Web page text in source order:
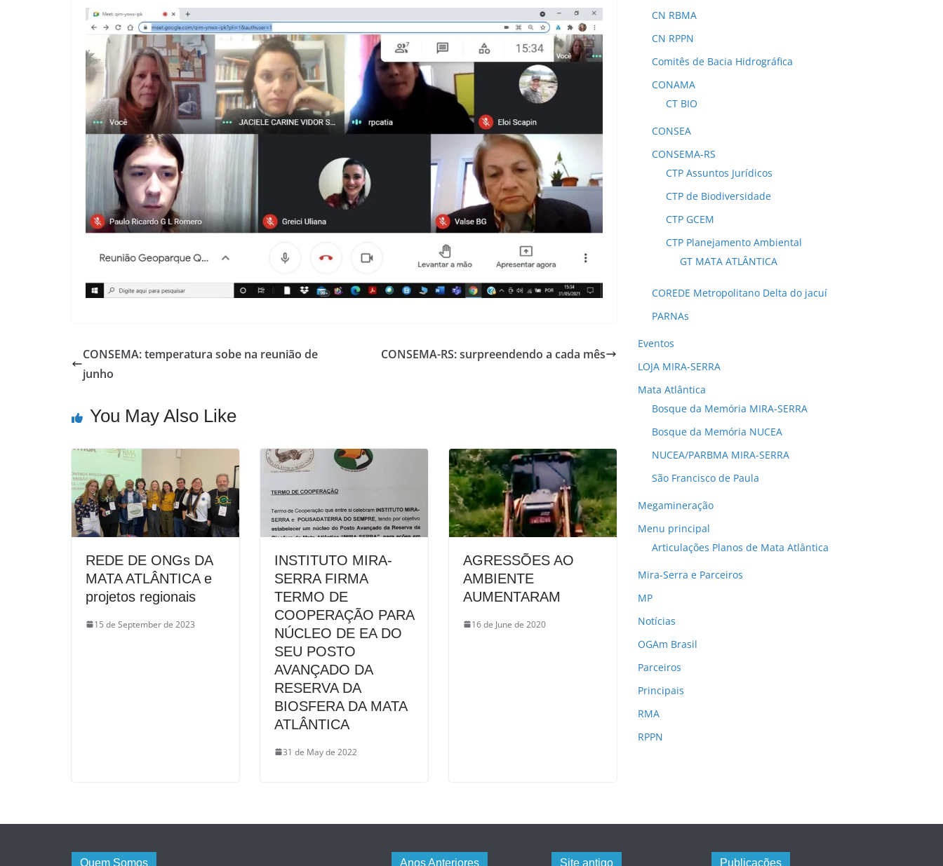
CONSEMA: temperatura sobe na reunião de
junho
CONSEMA-RS: surpreendendo a cada mês
You May Also Like
REDE DE ONGs DA
MATA ATLÂNTICA e
projetos regionais
15 de September de 2023
INSTITUTO MIRA-
SERRA FIRMA
TERMO DE
COOPERAÇÃO PARA
NÚCLEO DE EA DO
SEU POSTO
AVANÇADO DA
RESERVA DA
BIOSFERA DA MATA
ATLÂNTICA
31 de May de 2022
AGRESSÕES AO
AMBIENTE
AUMENTARAM
16 de June de 2020
CN RBMA
CN RPPN
Comitês de Bacia Hidrográfica
CONAMA
CT BIO
CONSEA
CONSEMA-RS
CTP Assuntos Jurídicos
CTP de Biodiversidade
CTP GCEM
CTP Planejamento Ambiental
GT MATA ATLÂNTICA
COREDE Metropolitano Delta do jacuí
PARNAs
Eventos
LOJA MIRA-SERRA
Mata Atlântica
Bosque da Memória MIRA-SERRA
Bosque da Memória NUCEA
NUCEA/PARBMA MIRA-SERRA
São Francisco de Paula
Megamineração
Menu principal
Articulações Planos de Mata Atlântica
Mira-Serra e Parceiros
MP
Notícias
OGAm Brasil
Parceiros
Principais
RMA
RPPN
Quem Somos Anos Anteriores Site antigo Publicações